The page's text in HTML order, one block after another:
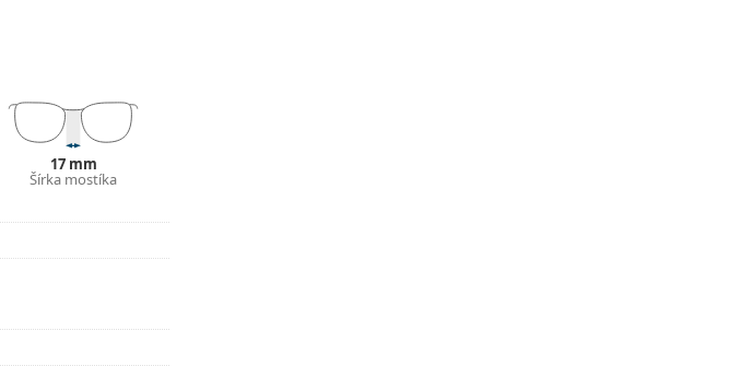
môžu líšiť.
Niektoré
17 mm
Šírka mostíka